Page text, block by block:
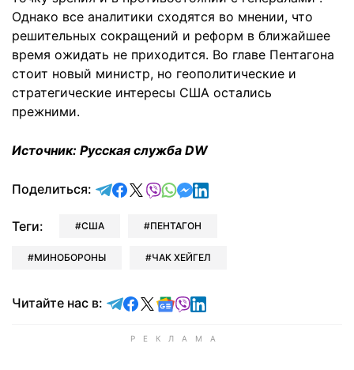
Однако все аналитики сходятся во мнении, что
решительных сокращений и реформ в ближайшее
время ожидать не приходится. Во главе Пентагона
стоит новый министр, но геополитические и
стратегические интересы США остались
прежними.
Источник: Русская служба DW
Поделиться: отправить в Telegram
поделиться в Facebook
поделиться в X
отправить в Viber
отправить в Whatsapp
отправить в Messenger
отправить в LinkedIn
Теги: США ПЕНТАГОН
МИНОБОРОНЫ ЧАК ХЕЙГЕЛ
Читайте нас в: Читайте в Telegram
Читайте в Facebook
Читайте в X
Читайте в Google news
Читайте в Viber
Читайте в LinkedIn